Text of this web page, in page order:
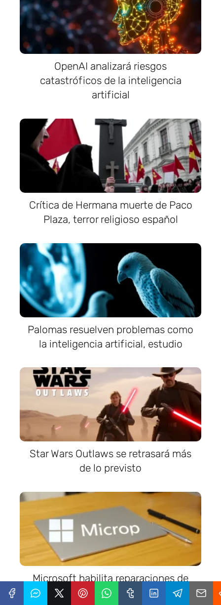
OpenAI analizará riesgos
catastróficos de la inteligencia
artificial
Crítica de Hermana muerte de Paco
Plaza, terror religioso español
Palomas resuelven problemas como
la inteligencia artificial, estudio
Star Wars Outlaws se retrasará más
de lo previsto
Microsoft habilita reparaciones de
Surface con iFixit